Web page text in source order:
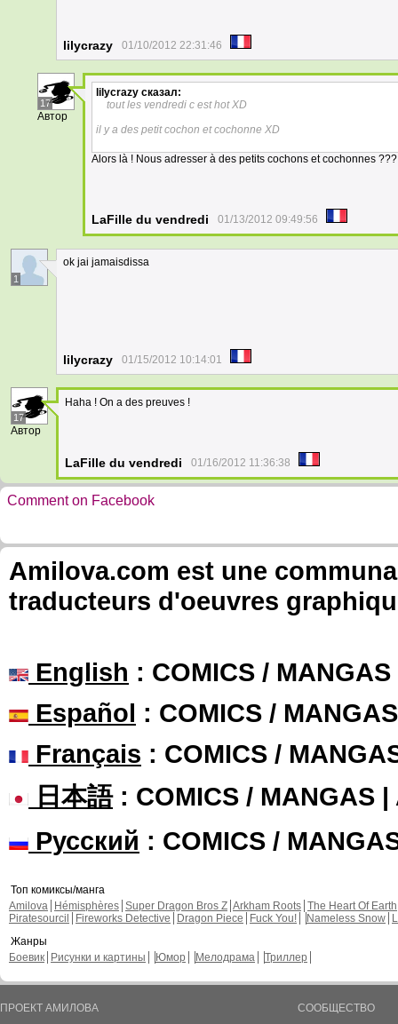
lilycrazy 01/10/2012 22:31:46
17
Автор
lilycrazy сказал:
tout les vendredi c est hot XD
il y a des petit cochon et cochonne XD
Alors là ! Nous adresser à des petits cochons et cochonnes
LaFille du vendredi 01/13/2012 09:49:56
1
ok jai jamaisdissa
lilycrazy 01/15/2012 10:14:01
17
Автор
Haha ! On a des preuves !
LaFille du vendredi 01/16/2012 11:36:38
Comment on Facebook
Amilova.com est une
traducteurs d'oeuvres
English : COMICS /
Español : COMICS /
Français : COMICS /
日本語: COMICS / MANGAS |
Русский : COMICS /
Топ комиксы/манга
Amilova
Hémisphères Super Dragon Bros Z Arkham Roots The Heart Of Earth
Piratesourcil
Fireworks Detective Dragon Piece Fuck You! Nameless Snow
Жанры
Боевик
Рисунки и картины Юмор Мелодрама Триллер
ПРОЕКТ АМИЛОВА
СООБЩЕСТВО